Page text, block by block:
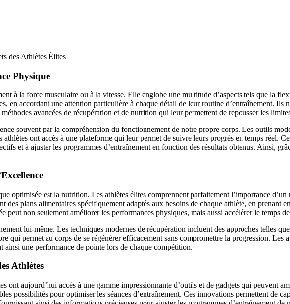
des Athlètes Élites
Physique
à la force musculaire ou à la vitesse. Elle englobe une multitude d’aspects tels que la
en accordant une attention particulière à chaque détail de leur routine d’entraînement.
avancées de récupération et de nutrition qui leur permettent de repousser les
souvent par la compréhension du fonctionnement de notre propre corps. Les outils
athlètes ont accès à une plateforme qui leur permet de suivre leurs progrès en temps réel.
et à ajuster les programmes d’entraînement en fonction des résultats obtenus. Ainsi,
optimisée est la nutrition. Les athlètes élites comprennent parfaitement l’importance
des plans alimentaires spécifiquement adaptés aux besoins de chaque athlète, en prenant
peut non seulement améliorer les performances physiques, mais aussi accélérer le temps
lui-même. Les techniques modernes de récupération incluent des approches telles
qui permet au corps de se régénérer efficacement sans compromettre la progression.
ainsi une performance de pointe lors de chaque compétition.
Athlètes
ont aujourd’hui accès à une gamme impressionnante d’outils et de gadgets qui peuvent
possibilités pour optimiser les séances d’entraînement. Ces innovations permettent de